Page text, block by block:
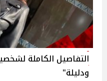
التفاصيل الكاملة
ودليلة"